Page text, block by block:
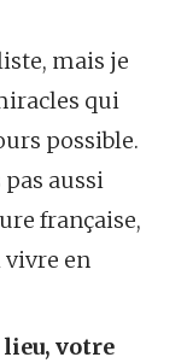
mais je
qui
possible.
pas aussi
française,
vivre en
votre